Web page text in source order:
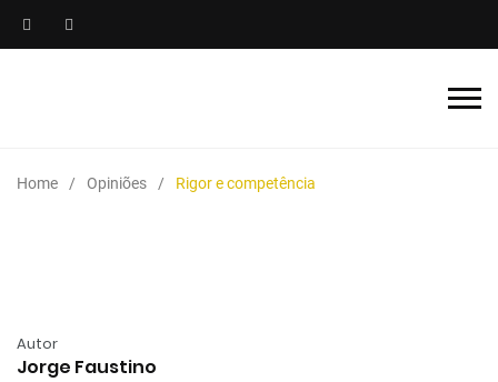
Home Opiniões Rigor e competência
Autor
Jorge Faustino